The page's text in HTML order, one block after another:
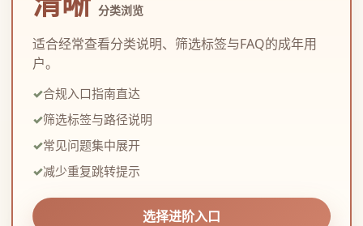
分类浏览
适合经常查看分类说明、筛选标签与FAQ的成年用
户。
合规入口指南直达
筛选标签与路径说明
常见问题集中展开
减少重复跳转提示
选择进阶入口